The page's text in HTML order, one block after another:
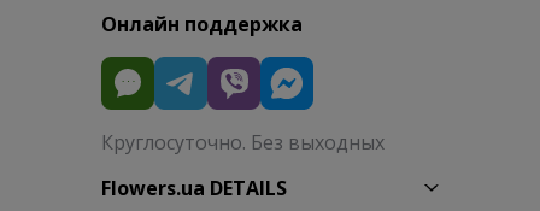
Онлайн поддержка
Круглосуточно. Без выходных
Flowers.ua DETAILS